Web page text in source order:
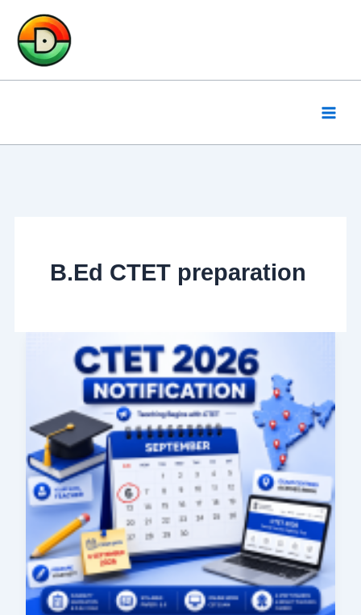
content
B.Ed CTET preparation
Notification
তারিখ,
আবেদন
পদ্ধতি
ও
বড়
পরিবর্তনসমূহ
|
DAS
Coaching